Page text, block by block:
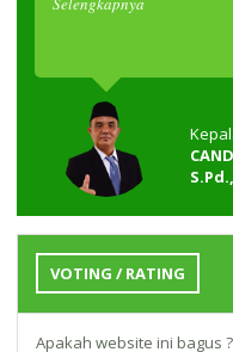
VOTING / RATING
Apakah website ini bagus ?